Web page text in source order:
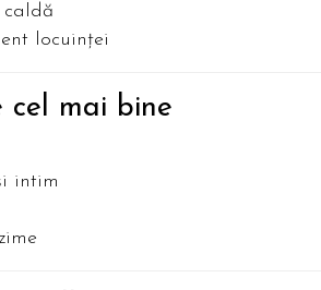
caldă
locuinței
cel mai bine
intim